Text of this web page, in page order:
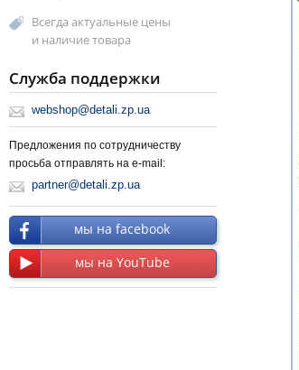
Всегда актуальные цены
и наличие товара
Служба поддержки
webshop@detali.zp.ua
Предложения по сотрудничеству
просьба отправлять на e-mail:
partner@detali.zp.ua
мы на facebook
мы на YouTube